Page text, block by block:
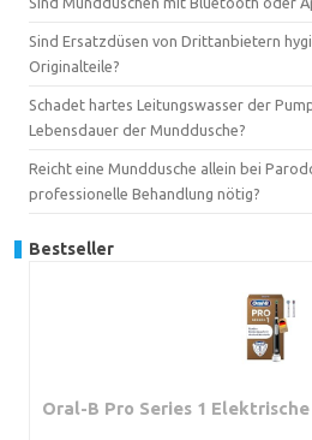
Sind Ersatzdüsen von Drittanbietern
Originalteile?
Schadet hartes Leitungswasser der
Lebensdauer der Munddusche?
Reicht eine Munddusche allein bei
professionelle Behandlung nötig?
Bestseller
Oral-B Pro Series 1